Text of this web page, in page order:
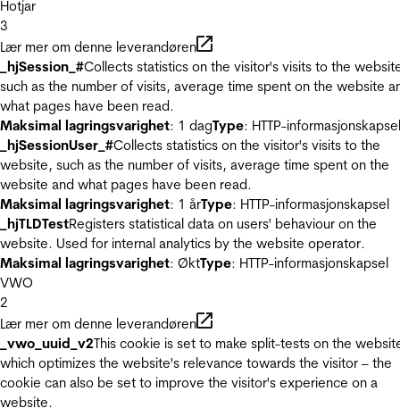
Hotjar
3
Lær mer om denne leverandøren
_hjSession_#Collects statistics on the visitor's visits to the
such as the number of visits, average time spent on the website
what pages have been read.
Maksimal lagringsvarighet: 1 dagType: HTTP-informasjonskapsel
_hjSessionUser_#Collects statistics on the visitor's visits to the
website, such as the number of visits, average time spent on the
website and what pages have been read.
Maksimal lagringsvarighet: 1 årType: HTTP-informasjonskapsel
_hjTLDTestRegisters statistical data on users' behaviour on the
website. Used for internal analytics by the website operator.
Maksimal lagringsvarighet: ØktType: HTTP-informasjonskapsel
VWO
2
Lær mer om denne leverandøren
_vwo_uuid_v2This cookie is set to make split-tests on the
which optimizes the website's relevance towards the visitor – the
cookie can also be set to improve the visitor's experience on a
website.